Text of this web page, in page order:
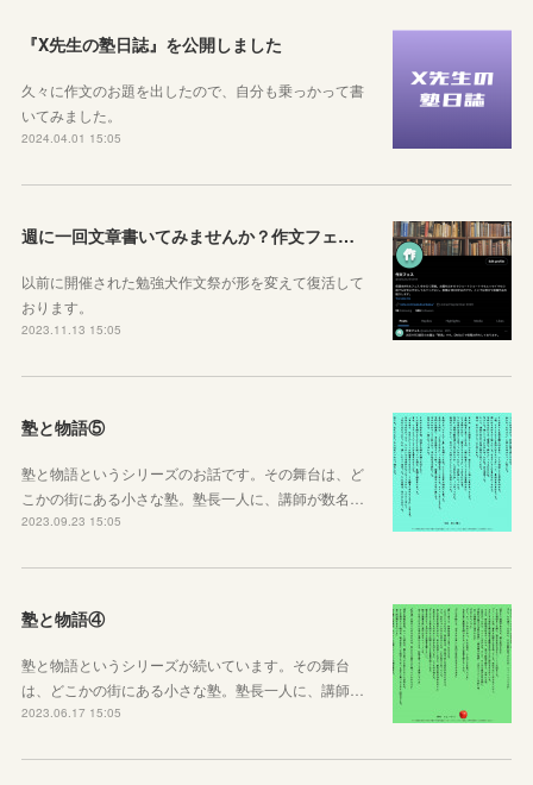
『X先生の塾日誌』を公開しました
久々に作文のお題を出したので、自分も乗っかって書
いてみました。
2024.04.01 15:05
週に一回文章書いてみませんか？作文フェス開催しています
以前に開催された勉強犬作文祭が形を変えて復活して
おります。
2023.11.13 15:05
塾と物語⑤
塾と物語というシリーズのお話です。その舞台は、ど
こかの街にある小さな塾。塾長一人に、講師が数名…
2023.09.23 15:05
塾と物語④
塾と物語というシリーズが続いています。その舞台
は、どこかの街にある小さな塾。塾長一人に、講師…
2023.06.17 15:05